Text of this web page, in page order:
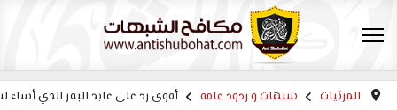
المرئيات شبهات و ردود عامة أقوى رد على عابد البقر الذي